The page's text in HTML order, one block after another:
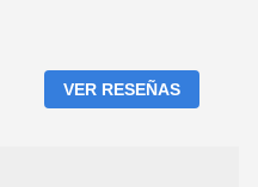
VER RESEÑAS